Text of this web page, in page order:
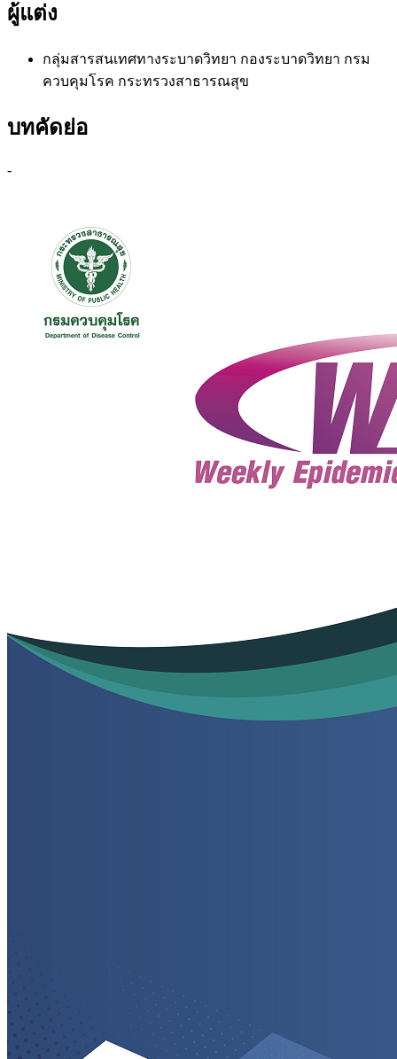
ผู้แต่ง
กลุ่มสารสนเทศทางระบาดวิทยา กองระบาดวิทยา กรม
ควบคุมโรค กระทรวงสาธารณสุข
บทคัดย่อ
-